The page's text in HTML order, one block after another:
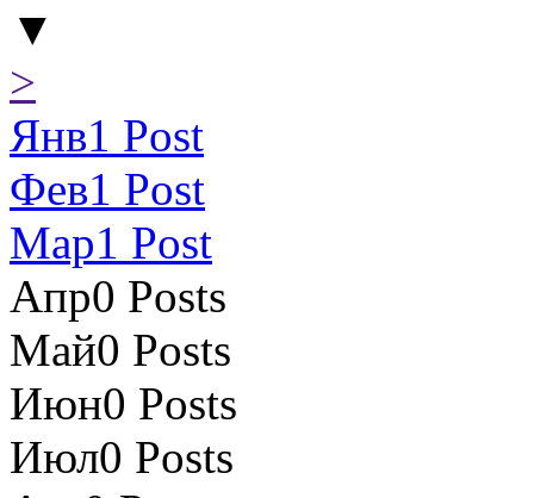
▼
>
Янв1 Post
Фев1 Post
Мар1 Post
Апр0 Posts
Май0 Posts
Июн0 Posts
Июл0 Posts